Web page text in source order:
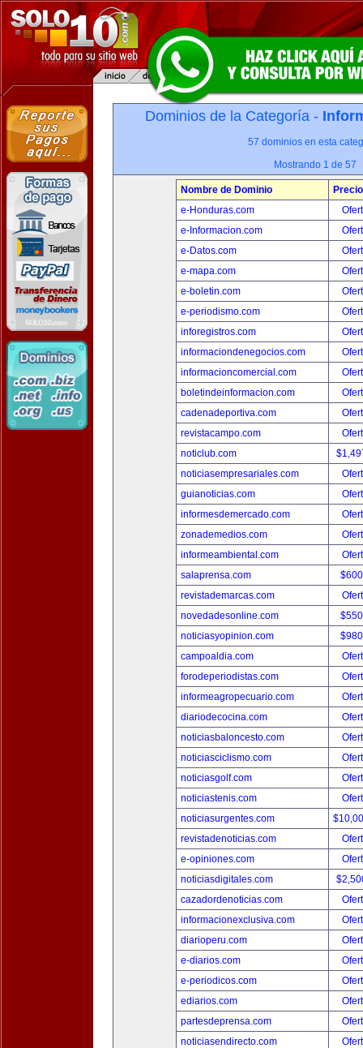
Dominios de la Categoría -
57 dominios en esta
Mostrando 1 de 57
Nombre de Dominio
Precio
e-Honduras.com
e-Informacion.com
e-Datos.com
e-mapa.com
e-boletin.com
e-periodismo.com
inforegistros.com
informaciondenegocios.com
informacioncomercial.com
boletindeinformacion.com
cadenadeportiva.com
revistacampo.com
noticlub.com
noticiasempresariales.com
guianoticias.com
informesdemercado.com
zonademedios.com
informeambiental.com
salaprensa.com
revistademarcas.com
novedadesonline.com
noticiasyopinion.com
campoaldia.com
forodeperiodistas.com
informeagropecuario.com
diariodecocina.com
noticiasbaloncesto.com
noticiasciclismo.com
noticiasgolf.com
noticiastenis.com
noticiasurgentes.com
revistadenoticias.com
e-opiniones.com
noticiasdigitales.com
cazadordenoticias.com
informacionexclusiva.com
diarioperu.com
e-diarios.com
e-periodicos.com
ediarios.com
partesdeprensa.com
noticiasendirecto.com